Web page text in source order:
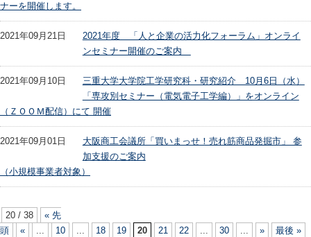
ナーを開催します。
2021年09月21日
2021年度 「人と企業の活力化フォーラム」オンライ
ンセミナー開催のご案内
2021年09月10日
三重大学大学院工学研究科・研究紹介 10月6日（水）
「専攻別セミナー（電気電子工学編）」をオンライン
（ＺＯＯＭ配信）にて 開催
2021年09月01日
大阪商工会議所「買いまっせ！売れ筋商品発掘市」 参
加支援のご案内
（小規模事業者対象）
20 / 38
« 先
頭
« ... 10 ... 18 19 20 21 22 ... 30 ... » 最後 »